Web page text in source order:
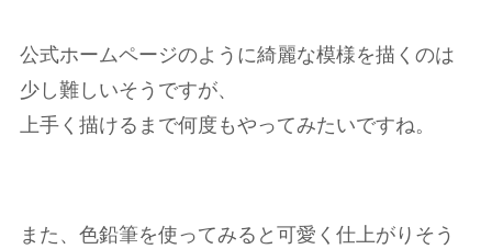
公式ホームページのように綺麗な模様を描くのは
少し難しいそうですが、
上手く描けるまで何度もやってみたいですね。
また、色鉛筆を使ってみると可愛く仕上がりそう